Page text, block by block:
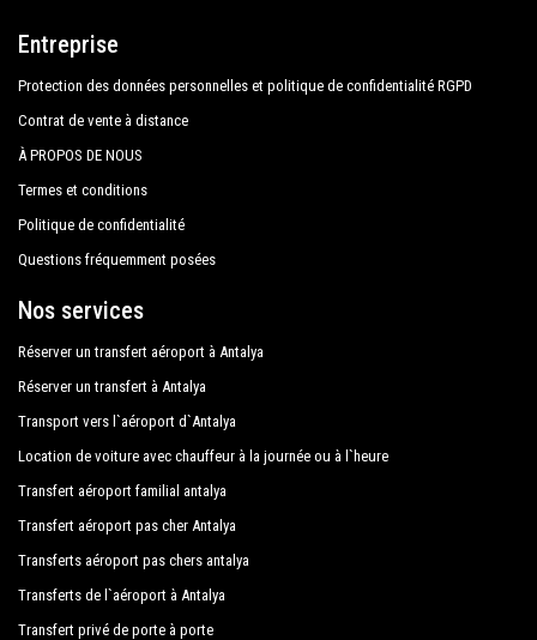
Entreprise
Protection des données personnelles et politique de confidentialité RGPD
Contrat de vente à distance
À PROPOS DE NOUS
Termes et conditions
Politique de confidentialité
Questions fréquemment posées
Nos services
Réserver un transfert aéroport à Antalya
Réserver un transfert à Antalya
Transport vers l`aéroport d`Antalya
Location de voiture avec chauffeur à la journée ou à l`heure
Transfert aéroport familial antalya
Transfert aéroport pas cher Antalya
Transferts aéroport pas chers antalya
Transferts de l`aéroport à Antalya
Transfert privé de porte à porte